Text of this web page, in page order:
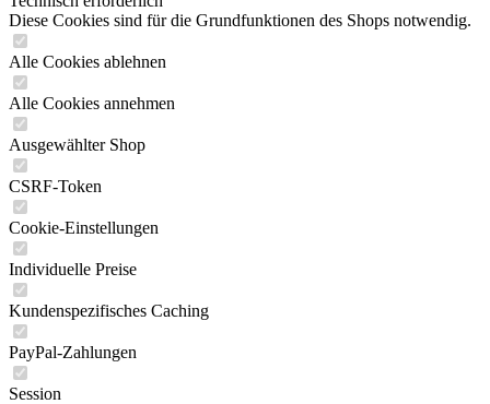
Diese Cookies sind für die Grundfunktionen des Shops notwendig.
Alle Cookies ablehnen
Alle Cookies annehmen
Ausgewählter Shop
CSRF-Token
Cookie-Einstellungen
Individuelle Preise
Kundenspezifisches Caching
PayPal-Zahlungen
Session